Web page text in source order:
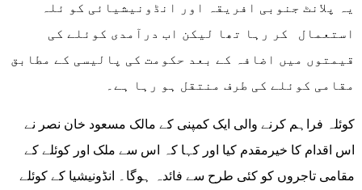
یہ پلانٹ جنوبی افریقہ اور انڈونیشیائی کو ئلہ
استعمال کر رہا تھا لیکن اب درآمدی کوئلے کی
قیمتوں میں اضافہ کے بعد حکومت کی پالیسی کے مطابق
مقامی کوئلے کی طرف منتقل ہو رہا ہے۔
کوئلہ فراہم کرنے والی ایک کمپنی کے مالک مسعود خان نصر نے
اس اقدام کا خیرمقدم کیا اور کہا کہ اس سے ملک اور کوئلے کے
مقامی تاجروں کو کئی طرح سے فائدہ ہوگا۔ انڈونیشیا کے کوئلے